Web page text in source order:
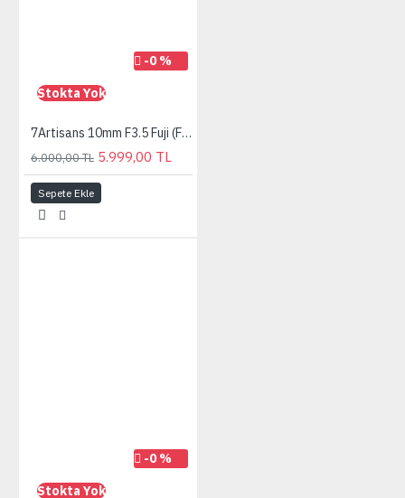
-0 %
Stokta Yok
7Artisans 10mm F3.5 Fuji (FX Mount) MF APS-C Lens
6.000,00 TL 5.999,00 TL
Sepete Ekle
-0 %
Stokta Yok